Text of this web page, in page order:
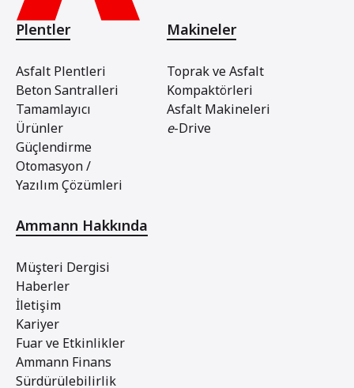
Plentler
Asfalt Plentleri
Beton Santralleri
Tamamlayıcı
Ürünler
Güçlendirme
Otomasyon /
Yazılım Çözümleri
Makineler
Toprak ve Asfalt
Kompaktörleri
Asfalt Makineleri
e-Drive
Ammann Hakkında
Müşteri Dergisi
Haberler
İletişim
Kariyer
Fuar ve Etkinlikler
Ammann Finans
Sürdürülebilirlik